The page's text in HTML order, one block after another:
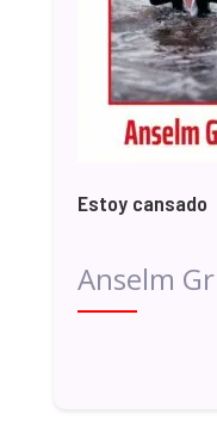
Estoy cansado
Anselm